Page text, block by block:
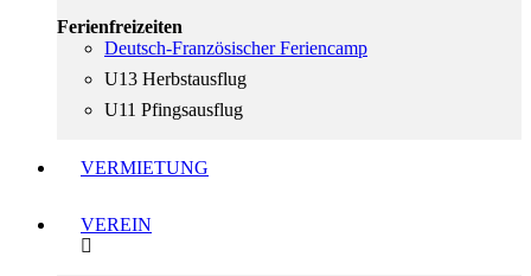
Ferienfreizeiten
Deutsch-Französischer Feriencamp
U13 Herbstausflug
U11 Pfingsausflug
VERMIETUNG
VEREIN